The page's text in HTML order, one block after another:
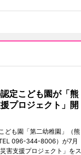
定こども園が「熊
プロジェクト」開
ども園「第二幼稚園」（熊
096-344-8006）が7月
害支援プロジェクト」をス